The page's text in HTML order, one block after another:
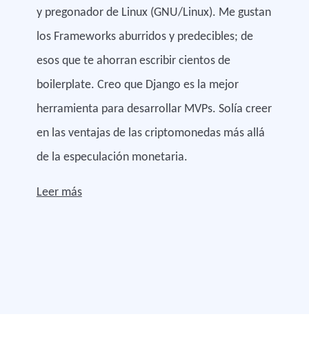
y pregonador de Linux (GNU/Linux). Me gustan
los Frameworks aburridos y predecibles; de
esos que te ahorran escribir cientos de
boilerplate. Creo que Django es la mejor
herramienta para desarrollar MVPs. Solía creer
en las ventajas de las criptomonedas más allá
de la especulación monetaria.
Leer más